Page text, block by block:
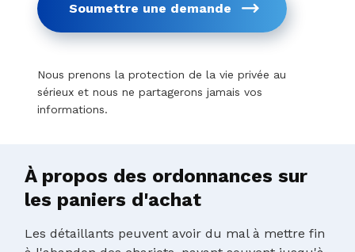
Soumettre une demande
Nous prenons la protection de la vie privée au
sérieux et nous ne partagerons jamais vos
informations.
À propos des ordonnances sur
les paniers d'achat
Les détaillants peuvent avoir du mal à mettre fin